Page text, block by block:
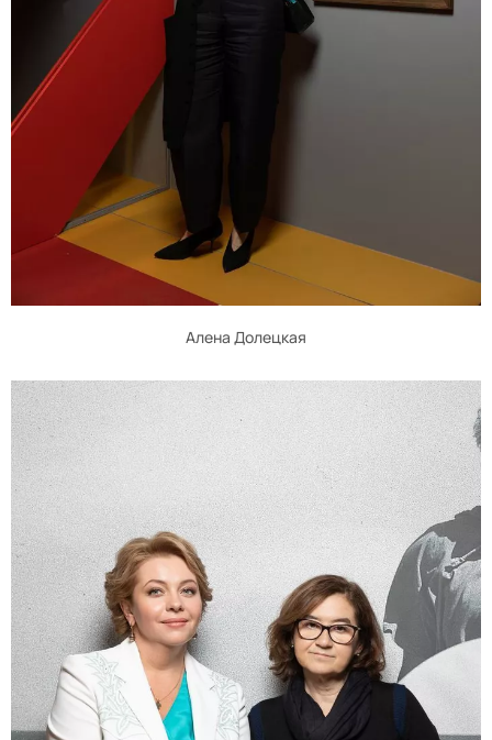
Алена Долецкая